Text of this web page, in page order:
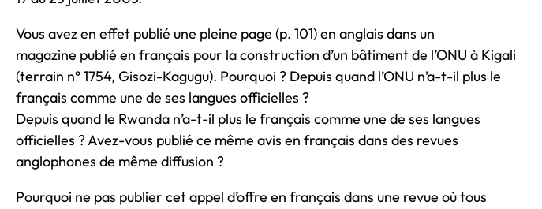
Vous avez en effet publié une pleine page (p. 101) en anglais dans un
magazine publié en français pour la construction d’un bâtiment de l’ONU à Kigali
(terrain n° 1754, Gisozi-Kagugu). Pourquoi ? Depuis quand l’ONU n’a-t-il plus le
français comme une de ses langues officielles ?
Depuis quand le Rwanda n’a-t-il plus le français comme une de ses langues
officielles ? Avez-vous publié ce même avis en français dans des revues
anglophones de même diffusion ?
Pourquoi ne pas publier cet appel d’offre en français dans une revue où tous